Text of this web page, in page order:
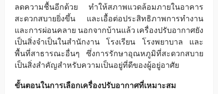
ลดความชื้นอีกด้วย ทำให้สภาพแวดล้อมภายในอาคาร
สะดวกสบายยิ่งขึ้น และเอื้อต่อประสิทธิภาพการทำงาน
และการผ่อนคลาย นอกจากบ้านแล้ว เครื่องปรับอากาศยัง
เป็นสิ่งจำเป็นในสำนักงาน โรงเรียน โรงพยาบาล และ
พื้นที่สาธารณะอื่นๆ ซึ่งการรักษาอุณหภูมิที่สะดวกสบาย
เป็นสิ่งสำคัญสำหรับความเป็นอยู่ที่ดีของผู้อยู่อาศัย
ขั้นตอนในการเลือกเครื่องปรับอากาศที่เหมาะสม